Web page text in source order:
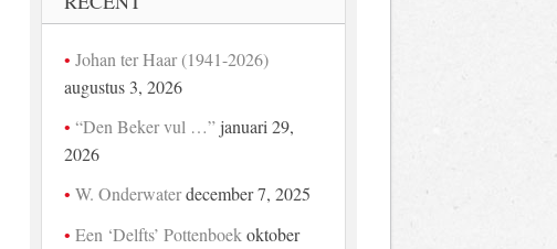
Johan ter Haar (1941-2026)
augustus 3, 2026
“Den Beker vul …” januari 29,
2026
W. Onderwater december 7, 2025
Een ‘Delfts’ Pottenboek oktober